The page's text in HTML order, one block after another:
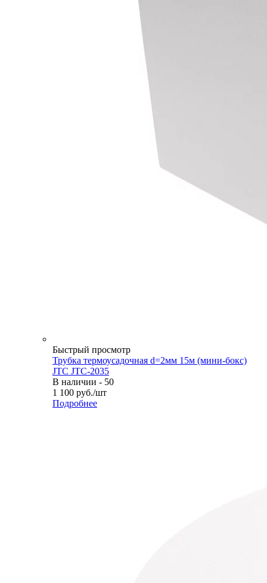
Быстрый просмотр
Трубка термоусадочная d=2мм 15м (мини-бокс)
JTC JTC-2035
В наличии - 50
1 100 руб./шт
Подробнее